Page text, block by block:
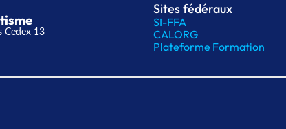
Cedex 13
Sites fédéraux
SI-FFA
CALORG
Plateforme Formation